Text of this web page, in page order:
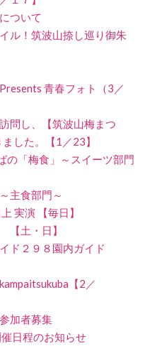
ついて
ル！筑波山捺し巡り御朱
青春フォト（3／
問し、【筑波山梅まつ
した。【1／23】
の「梅食」～スイーツ部門
主食部門～
実演 【毎日】
土・日】
ド２９８園内ガイド
【2／
加者募集
日程のお知らせ